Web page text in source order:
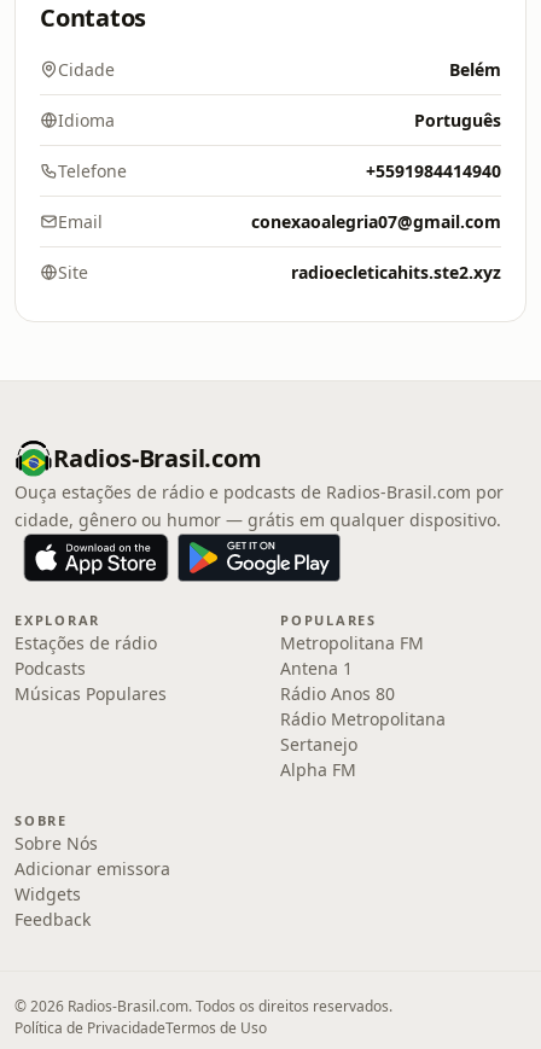
Contatos
Cidade Belém
Idioma Português
Telefone +5591984414940
Email conexaoalegria07@gmail.com
Site radioecleticahits.ste2.xyz
Radios-Brasil.com
Ouça estações de rádio e podcasts de Radios-Brasil.com por
cidade, gênero ou humor — grátis em qualquer dispositivo.
EXPLORAR
Estações de rádio
Podcasts
Músicas Populares
POPULARES
Metropolitana FM
Antena 1
Rádio Anos 80
Rádio Metropolitana
Sertanejo
Alpha FM
SOBRE
Sobre Nós
Adicionar emissora
Widgets
Feedback
© 2026 Radios-Brasil.com. Todos os direitos reservados.
Política de PrivacidadeTermos de Uso